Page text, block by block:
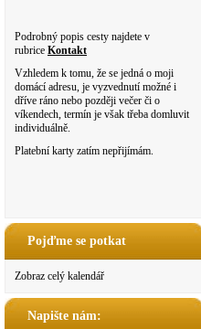
Podrobný popis cesty najdete v
rubrice Kontakt
Vzhledem k tomu, že se jedná o moji
domácí adresu, je vyzvednutí možné i
dříve ráno nebo později večer či o
víkendech, termín je však třeba domluvit
individuálně.
Platební karty zatím nepřijímám.
Pojďme se potkat
Zobraz celý kalendář
Napište nám: